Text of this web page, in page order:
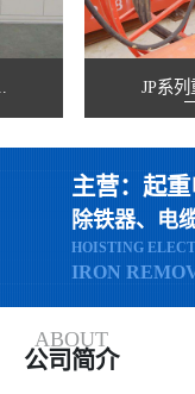
JP系列
主营：起
除铁器、电
HOISTING
IRON
ABOUT
公司简介